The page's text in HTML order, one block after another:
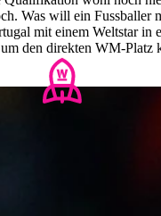
Was will ein Fussballer
mit einem Weltstar in
den direkten WM-Platz